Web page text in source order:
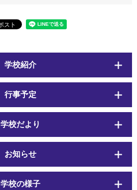
学校紹介
行事予定
学校だより
お知らせ
学校の様子